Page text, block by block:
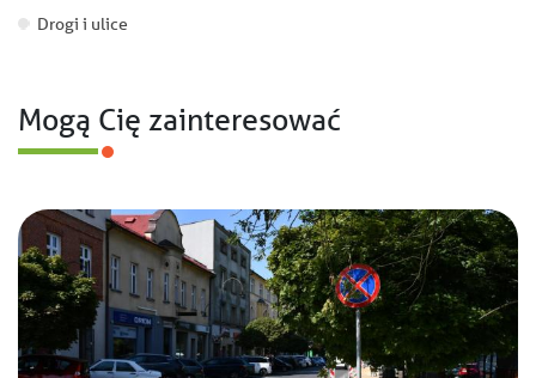
Drogi i ulice
Mogą Cię zainteresować